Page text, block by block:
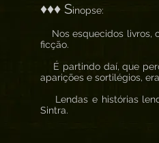
♦♦♦ Sinopse:
Nos esquecidos livros,
ficção.
É partindo daí, que
aparições e sortilégios,
Lendas e histórias
Sintra.